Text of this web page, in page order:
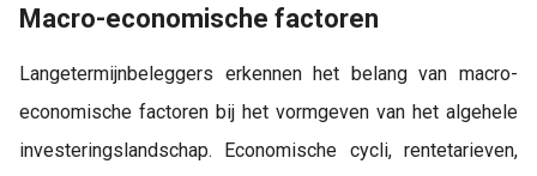
Macro-economische factoren
Langetermijnbeleggers erkennen het belang van macro-
economische factoren bij het vormgeven van het algehele
investeringslandschap. Economische cycli, rentetarieven,